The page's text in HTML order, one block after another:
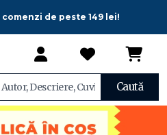
de peste 149 lei!
Caută